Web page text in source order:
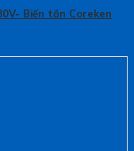
Biến tần Coreken